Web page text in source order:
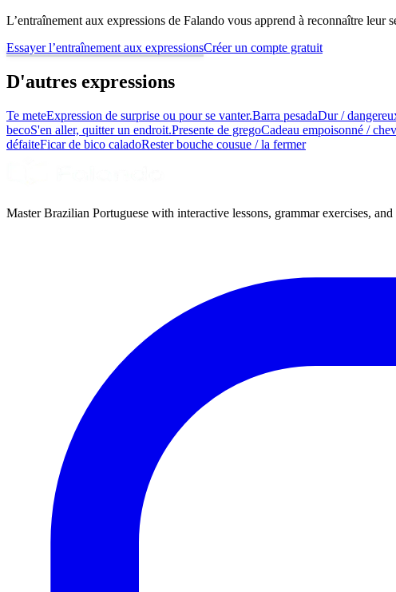
L’entraînement aux expressions de Falando vous apprend à reconnaître
Essayer l’entraînement aux expressionsCréer un compte gratuit
D'autres expressions
Te meteExpression de surprise ou pour se vanter.Barra pesadaDur /
becoS'en aller, quitter un endroit.Presente de gregoCadeau empoisonné /
défaiteFicar de bico caladoRester bouche cousue / la fermer
Master Brazilian Portuguese with interactive lessons, grammar exercises,